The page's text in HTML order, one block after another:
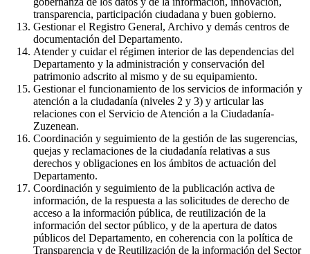
transparencia, participación ciudadana y buen gobierno.
Gestionar el Registro General, Archivo y demás centros de
documentación del Departamento.
Atender y cuidar el régimen interior de las dependencias del
Departamento y la administración y conservación del
patrimonio adscrito al mismo y de su equipamiento.
Gestionar el funcionamiento de los servicios de información y
atención a la ciudadanía (niveles 2 y 3) y articular las
relaciones con el Servicio de Atención a la Ciudadanía-
Zuzenean.
Coordinación y seguimiento de la gestión de las sugerencias,
quejas y reclamaciones de la ciudadanía relativas a sus
derechos y obligaciones en los ámbitos de actuación del
Departamento.
Coordinación y seguimiento de la publicación activa de
información, de la respuesta a las solicitudes de derecho de
acceso a la información pública, de reutilización de la
información del sector público, y de la apertura de datos
públicos del Departamento, en coherencia con la política de
Transparencia y de Reutilización de la información del Sector